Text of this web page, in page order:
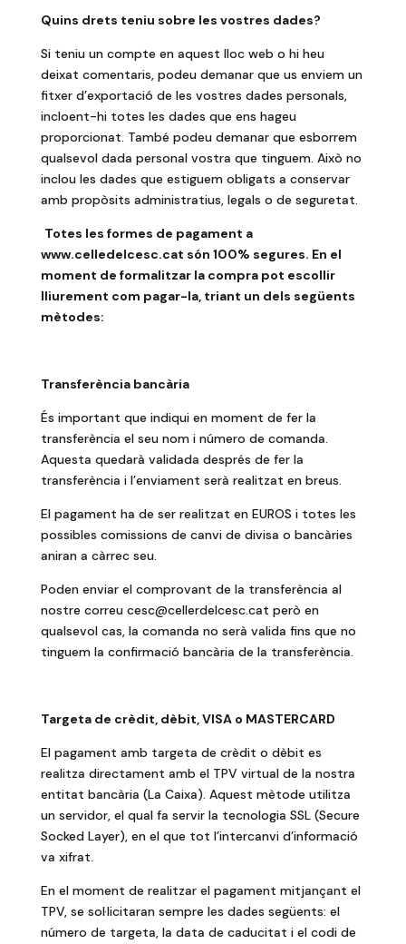
Quins drets teniu sobre les vostres dades?
Si teniu un compte en aquest lloc web o hi heu
deixat comentaris, podeu demanar que us enviem un
fitxer d’exportació de les vostres dades personals,
incloent-hi totes les dades que ens hageu
proporcionat. També podeu demanar que esborrem
qualsevol dada personal vostra que tinguem. Això no
inclou les dades que estiguem obligats a conservar
amb propòsits administratius, legals o de seguretat.
Totes les formes de pagament a
www.celledelcesc.cat són 100% segures. En el
moment de formalitzar la compra pot escollir
lliurement com pagar-la, triant un dels següents
mètodes:
Transferència bancària
És important que indiqui en moment de fer la
transferència el seu nom i número de comanda.
Aquesta quedarà validada després de fer la
transferència i l’enviament serà realitzat en breus.
El pagament ha de ser realitzat en EUROS i totes les
possibles comissions de canvi de divisa o bancàries
aniran a càrrec seu.
Poden enviar el comprovant de la transferència al
nostre correu cesc@cellerdelcesc.cat però en
qualsevol cas, la comanda no serà valida fins que no
tinguem la confirmació bancària de la transferència.
Targeta de crèdit, dèbit, VISA o MASTERCARD
El pagament amb targeta de crèdit o dèbit es
realitza directament amb el TPV virtual de la nostra
entitat bancària (La Caixa). Aquest mètode utilitza
un servidor, el qual fa servir la tecnologia SSL (Secure
Socked Layer), en el que tot l’intercanvi d’informació
va xifrat.
En el moment de realitzar el pagament mitjançant el
TPV, se sol·licitaran sempre les dades següents: el
número de targeta, la data de caducitat i el codi de